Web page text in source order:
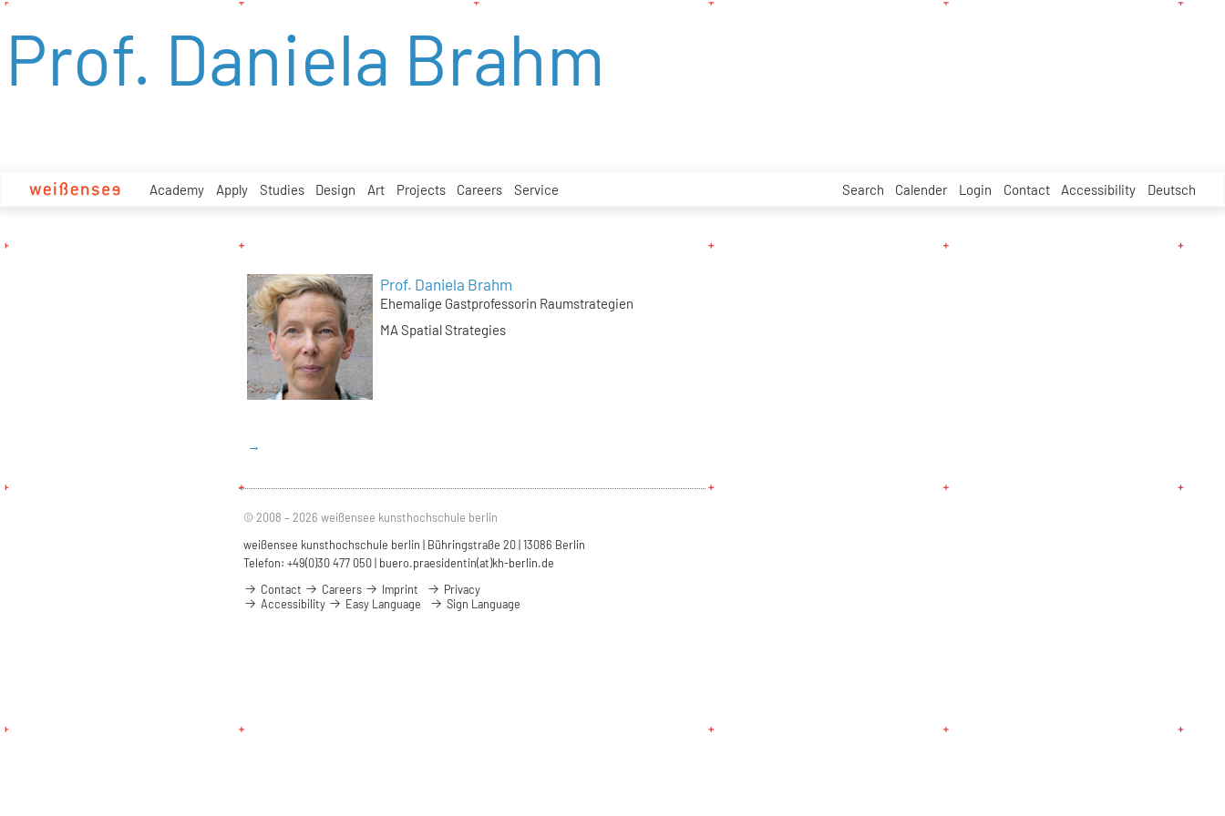
zum
Academy Apply Studies Design Art Projects Careers Service Search Calender Login Contact Accessibility Deutsch
Prof. Daniela Brahm
Prof. Daniela Brahm
Ehemalige Gastprofessorin Raumstrategien
MA Spatial Strategies
→
© 2008 – 2026 weißensee kunsthochschule berlin
weißensee kunsthochschule berlin | Bühringstraße 20 | 13086 Berlin
Telefon: +49(0)30 477 050 | buero.praesidentin(at)kh-berlin.de
Contact
Careers Imprint
Privacy
Accessibility
Easy Language Sign Language